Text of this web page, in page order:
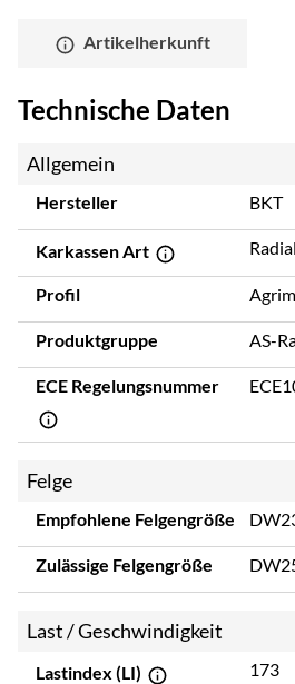
Artikelherkunft
Technische Daten
Allgemein
Hersteller BKT
Karkassen Art
Profil
Produktgruppe AS-
ECE Regelungsnummer
Felge
Empfohlene Felgengröße
Zulässige Felgengröße
Last / Geschwindigkeit
Lastindex (LI) 173